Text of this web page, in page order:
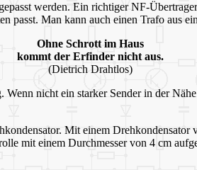
werden. Ein richtiger NF-
passt. Man kann auch einen Trafo aus
Ohne Schrott im Haus
kommt der Erfinder nicht aus.
(Dietrich Drahtlos)
nicht ein starker Sender in der
Mit einem
mit einem Durchmesser von 4 cm